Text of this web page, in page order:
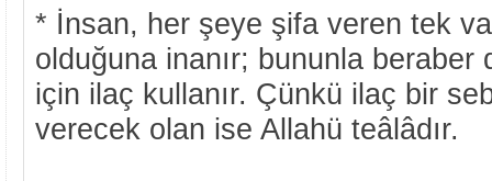
* İnsan, her şeye şifa veren tek
olduğuna inanır; bununla beraber
için ilaç kullanır. Çünkü ilaç bir
verecek olan ise Allahü teâlâdır.